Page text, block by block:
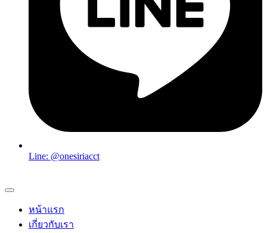
Line: @onesiriacct
หน้าแรก
เกี่ยวกับเรา